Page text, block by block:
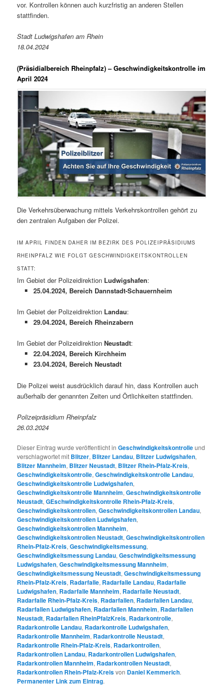
vor. Kontrollen können auch kurzfristig an anderen Stellen
stattfinden.
Stadt Ludwigshafen am Rhein
18.04.2024
(Präsidialbereich Rheinpfalz)– Geschwindigkeitskontrolle im
April 2024
Die Verkehrsüberwachung mittels Verkehrskontrollen gehört zu
den zentralen Aufgaben der Polizei.
IM APRIL FINDEN DAHER IM BEZIRK DES POLIZEIPRÄSIDIUMS
RHEINPFALZ WIE FOLGT GESCHWINDIGKEITSKONTROLLEN
STATT:
Im Gebiet der Polizeidirektion Ludwigshafen:
25.04.2024, Bereich Dannstadt-Schauernheim
Im Gebiet der Polizeidirektion Landau:
29.04.2024, Bereich Rheinzabern
Im Gebiet der PolizeidirektionNeustadt:
22.04.2024, Bereich Kirchheim
23.04.2024, Bereich Neustadt
Die Polizei weist ausdrücklich darauf hin, dass Kontrollen auch
außerhalb der genannten Zeiten und Örtlichkeiten stattfinden.
Polizeipräsidium Rheinpfalz
26.03.2024
Dieser Eintrag wurde veröffentlicht inGeschwindigkeitskontrolleund
verschlagwortet mit Blitzer, Blitzer Landau, Blitzer Ludwigshafen,
Blitzer Mannheim, Blitzer Neustadt, Blitzer Rhein-Pfalz-Kreis,
Geschwindigkeitskontrolle,Geschwindigkeitskontrolle Landau,
Geschwindigkeitskontrolle Ludwigshafen,
Geschwindigkeitskontrolle Mannheim,Geschwindigkeitskontrolle
Neustadt,GEschwindigkeitskontrolle Rhein-Pfalz-Kreis,
Geschwindigkeitskontrollen,Geschwindigkeitskontrollen Landau,
Geschwindigkeitskontrollen Ludwigshafen,
Geschwindigkeitskontrollen Mannheim,
Geschwindigkeitskontrollen Neustadt,Geschwindigkeitskontrollen
Rhein-Pfalz-Kreis,Geschwindigkeitsmessung,
Geschwindigkeitsmessung Landau,Geschwindigkeitsmessung
Ludwigshafen,Geschwindigkeitsmessung Mannheim,
Geschwindigkeitsmessung Neustadt,Geschwindigkeitsmessung
Rhein-Pfalz-Kreis, Radarfalle, Radarfalle Landau, Radarfalle
Ludwigshafen, Radarfalle Mannheim, Radarfalle Neustadt,
Radarfalle Rhein-Pfalz-Kreis, Radarfallen, Radarfallen Landau,
Radarfallen Ludwigshafen, Radarfallen Mannheim, Radarfallen
Neustadt, Radarfallen RheinPfalzKreis, Radarkontrolle,
Radarkontrolle Landau, Radarkontrolle Ludwigshafen,
Radarkontrolle Mannheim, Radarkontrolle Neustadt,
Radarkontrolle Rhein-Pfalz-Kreis, Radarkontrollen,
Radarkontrollen Landau, Radarkontrollen Ludwigshafen,
Radarkontrollen Mannheim, Radarkontrollen Neustadt,
Radarkontrollen Rhein-Pfalz-Kreisvon Daniel Kemmerich.
Permanenter Link zum Eintrag.